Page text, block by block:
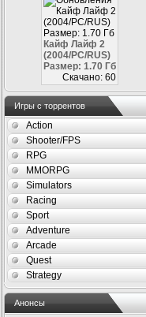
Кайф Лайф 2
(2004/PC/RUS)
Размер: 1.70 Гб
Скачано: 60
Игры с торрентов
Action
Shooter/FPS
RPG
MMORPG
Simulators
Racing
Sport
Adventure
Arcade
Quest
Strategy
Анонсы